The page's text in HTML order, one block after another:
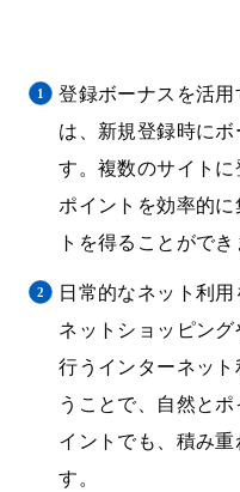
登録ボーナスを活
は、新規登録時に
す。複数のサイト
ポイントを効率的
トを得ることができ
日常的なネット利
ネットショッピン
行うインターネッ
うことで、自然と
イントでも、積み
す。